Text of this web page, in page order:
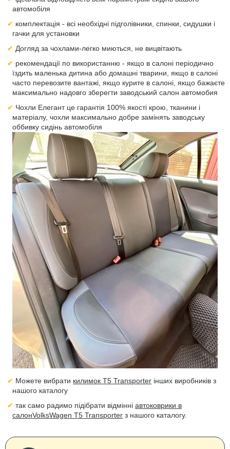
автомобіля
комплектація - всі необхідні підголівники, спинки, сидушки і
гачки для установки
Догляд за чохлами-легко миються, не вицвітають
рекомендації по використанню - якщо в салоні періодично
їздить маленька дитина або домашні тварини, якщо в салоні
часто перевозите вантажі, якщо курите в салоні, якщо бажаєте
максимально надовго зберегти заводський салон автомобия
Чохли Елегант це гарантія 100% якості крою, тканини і
матеріалу, чохли максимально добре замінять заводську
оббивку сидінь автомобіля
Можете вибрати килимок T5 Transporter інших виробників з
нашого каталогу
так само радимо підібрати відмінніавтоковрики в
салонVolksWagen T5 Transporter з нашого каталогу.